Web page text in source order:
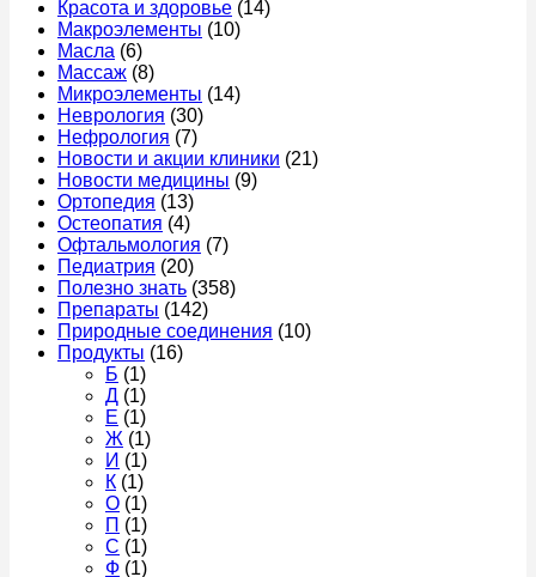
Красота и здоровье (14)
Макроэлементы (10)
Масла (6)
Массаж (8)
Микроэлементы (14)
Неврология (30)
Нефрология (7)
Новости и акции клиники (21)
Новости медицины (9)
Ортопедия (13)
Остеопатия (4)
Офтальмология (7)
Педиатрия (20)
Полезно знать (358)
Препараты (142)
Природные соединения (10)
Продукты (16)
Б (1)
Д (1)
Е (1)
Ж (1)
И (1)
К (1)
О (1)
П (1)
С (1)
Ф (1)